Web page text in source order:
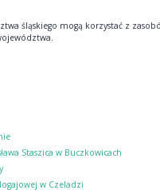
śląskiego mogą korzystać z
Staszica w Buczkowicach
w Czeladzi